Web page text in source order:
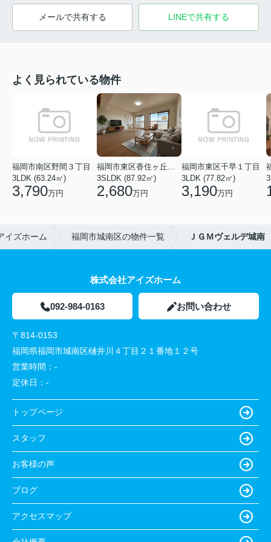
メールで共有する LINEで共有する
よく見られている物件
福岡市南区野間３丁目
3LDK (63.24㎡)
3,790万円
3SLDK (87.92㎡)
2,680万円
福岡市東区千早１丁目
3LDK (77.82㎡)
3,190万円
イズホーム 福岡市城南区の物件一覧 ＪＧＭヴェルデ城南
株式会社アイズホーム
092-984-0163 お問い合わせ
〒814-0153
福岡県福岡市城南区樋井川４丁目２１番地１２号
営業時間： -
定休日： -
トップページ
スタッフ
お客様の声
ブログ
アクセスマップ